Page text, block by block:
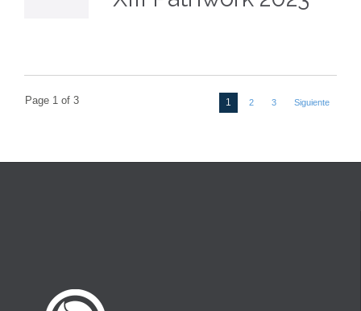
Page 1 of 3 1 2 3 Siguiente